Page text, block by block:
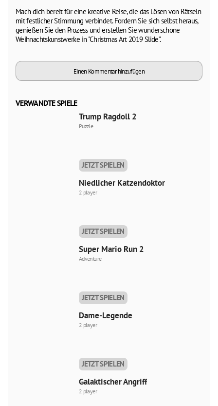
Mach dich bereit für eine kreative Reise, die das Lösen von Rätseln
mit festlicher Stimmung verbindet. Fordern Sie sich selbst heraus,
genießen Sie den Prozess und erstellen Sie wunderschöne
Weihnachtskunstwerke in "Christmas Art 2019 Slide".
Einen Kommentar hinzufügen
VERWANDTE SPIELE
Trump Ragdoll 2
Puzzle
JETZT SPIELEN
Niedlicher Katzendoktor
2 player
JETZT SPIELEN
Super Mario Run 2
Adventure
JETZT SPIELEN
Dame-Legende
2 player
JETZT SPIELEN
Galaktischer Angriff
2 player